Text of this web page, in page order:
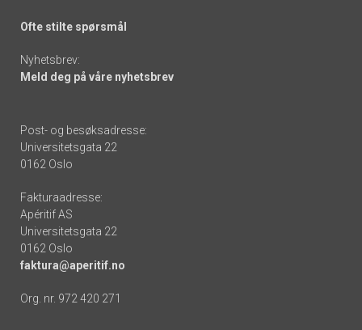
Ofte stilte spørsmål
Nyhetsbrev:
Meld deg på våre nyhetsbrev
Post- og besøksadresse:
Universitetsgata 22
0162 Oslo
Fakturaadresse:
Apéritif AS
Universitetsgata 22
0162 Oslo
faktura@aperitif.no
Org. nr. 972 420 271